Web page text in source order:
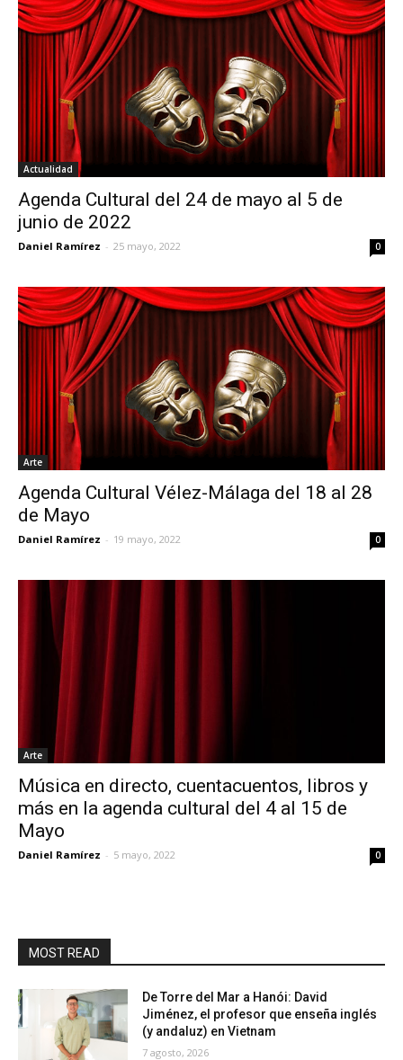
Actualidad
Agenda Cultural del 24 de mayo al 5 de
junio de 2022
Daniel Ramírez - 25 mayo, 2022 0
Arte
Agenda Cultural Vélez-Málaga del 18 al 28
de Mayo
Daniel Ramírez - 19 mayo, 2022 0
Arte
Música en directo, cuentacuentos, libros y
más en la agenda cultural del 4 al 15 de
Mayo
Daniel Ramírez - 5 mayo, 2022 0
MOST READ
De Torre del Mar a Hanói: David
Jiménez, el profesor que enseña inglés
(y andaluz) en Vietnam
7 agosto, 2026